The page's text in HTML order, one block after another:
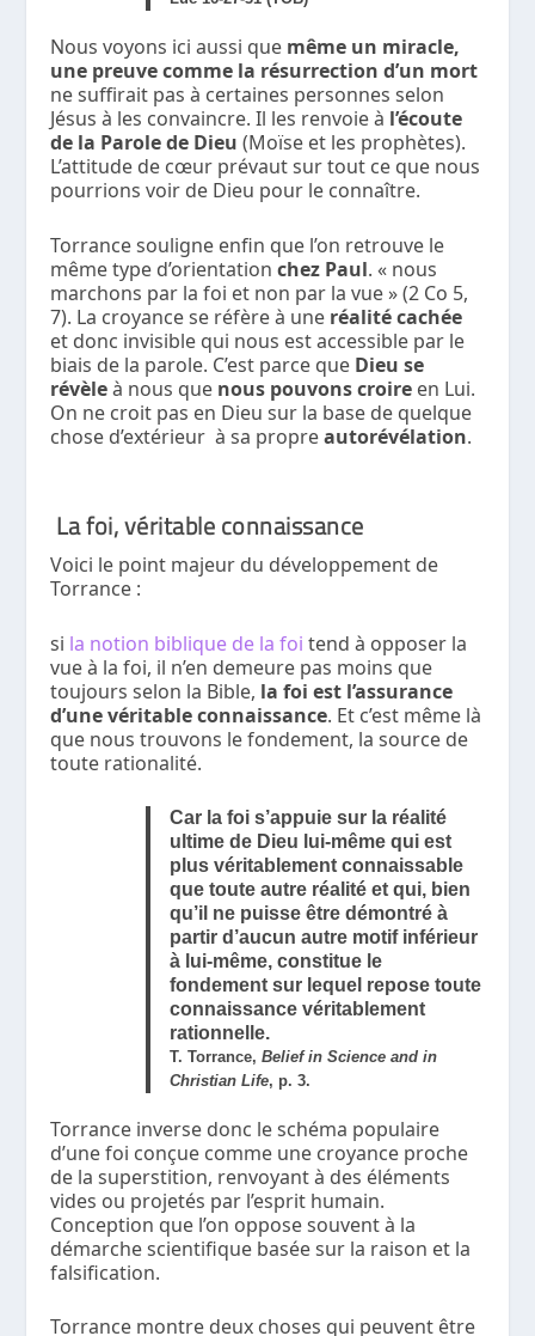
Nous voyons ici aussi que même un miracle,
une preuve comme la résurrection d’un mort
ne suffirait pas à certaines personnes selon
Jésus à les convaincre. Il les renvoie à l’écoute
de la Parole de Dieu (Moïse et les prophètes).
L’attitude de cœur prévaut sur tout ce que nous
pourrions voir de Dieu pour le connaître.
Torrance souligne enfin que l’on retrouve le
même type d’orientationchez Paul. « nous
marchons par la foi et non par la vue » (2 Co 5,
7). La croyance se réfère à une réalité cachée
et donc invisible qui nous est accessible par le
biais de la parole. C’est parce que Dieu se
révèleà nous que nous pouvons croire en Lui.
On ne croit pas en Dieu sur la base de quelque
chose d’extérieur à sa propreautorévélation.
La foi, véritable connaissance
Voici le point majeur du développement de
Torrance :
si la notion biblique de la foitend à opposer la
vue à la foi, il n’en demeure pas moins que
toujours selon la Bible, la foi est l’assurance
d’une véritable connaissance. Et c’est même là
que nous trouvons le fondement, la source de
toute rationalité.
Car la foi s’appuie sur la réalité
ultime de Dieu lui-même qui est
plus véritablement connaissable
que toute autre réalité et qui, bien
qu’il ne puisse être démontré à
partir d’aucun autre motif inférieur
à lui-même, constitue le
fondement sur lequel repose toute
connaissance véritablement
rationnelle.
T. Torrance,Belief in Science and in
Christian Life, p. 3.
Torrance inverse donc le schéma populaire
d’une foi conçue comme une croyance proche
de la superstition, renvoyant à des éléments
vides ou projetés par l’esprit humain.
Conception que l’on oppose souvent à la
démarche scientifique basée sur la raison et la
falsification.
Torrance montre deux choses qui peuvent être